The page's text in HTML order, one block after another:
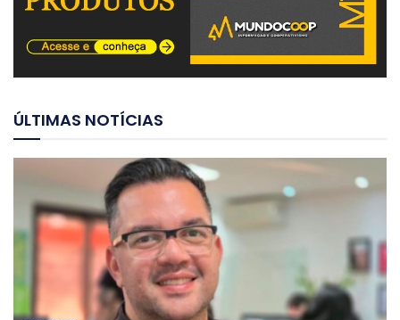
ÚLTIMAS NOTÍCIAS